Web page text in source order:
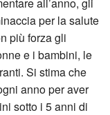
per la salute
più forza gli
e i bambini, le
Si stima che
anno per aver
sotto i 5 anni di